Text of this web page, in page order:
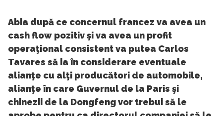
Abia după ce concernul francez va avea un
cash flow pozitiv şi va avea un profit
operaţional consistent va putea Carlos
Tavares să ia în considerare eventuale
alianţe cu alţi producători de automobile,
alianţe în care Guvernul de la Paris şi
chinezii de la Dongfeng vor trebui să le